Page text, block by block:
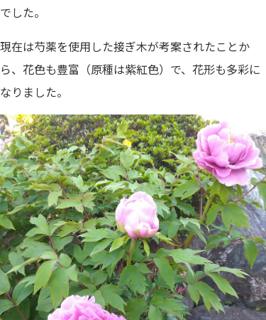
でした。
現在は芍薬を使用した接ぎ木が考案されたことか
ら、花色も豊富（原種は紫紅色）で、花形も多彩に
なりました。